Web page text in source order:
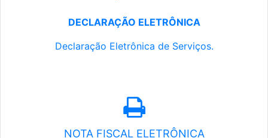
DECLARAÇÃO ELETRÔNICA
Declaração Eletrônica de Serviços.
NOTA FISCAL ELETRÔNICA